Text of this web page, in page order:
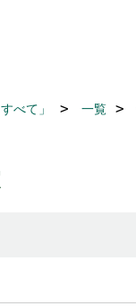
すべて」 一覧